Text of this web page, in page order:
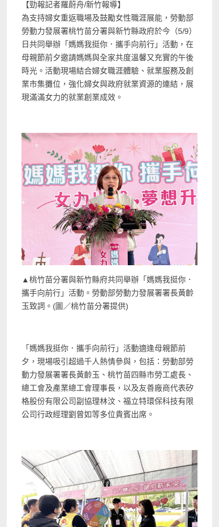
【勁報記者羅蔚舟/新竹報導】
為支持婦女重返職場及鼓勵女性職涯展能，勞動部
勞動力發展署桃竹苗分署與新竹縣政府於今（5/9）
日共同舉辦「媽媽我挺你．攜手向前行」活動，在
母親節前夕邀請媽媽與全家共度溫馨又充實的午後
時光。活動現場結合婦女職涯體驗、就業服務及創
業市集攤位，強化婦女與政府就業資源的連結，展
現滿滿女力的就業創業成效。
▲桃竹苗分署與新竹縣府共同舉辦「媽媽我挺你．
攜手向前行」活動。勞動部勞動力發展署署長黃齡
玉致詞。(圖／桃竹苗分署提供)
「媽媽我挺你．攜手向前行」活動適逢母親節前
夕，現場吸引超過千人熱情參與，包括：勞動部勞
動力發展署署長黃齡玉、桃竹苗四縣市勞工處長、
總工會及產業總工會理事長，以及友善廠商代表矽
格股份有限公司副協理林汶、福立特環保科技有限
公司行政經理劉曾如等多位貴賓出席。